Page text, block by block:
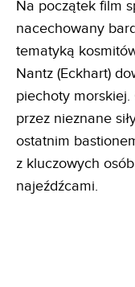
Na początek film
nacechowany
tematyką
Nantz (Eckhart)
piechoty
przez nieznane
ostatnim
z kluczowych
najeźdźcami.